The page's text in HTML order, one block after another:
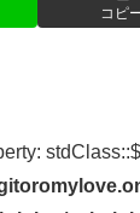
コピ